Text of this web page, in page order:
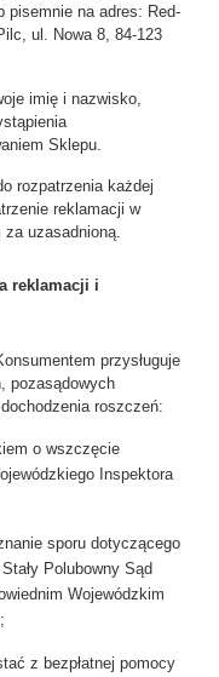
pisemnie na adres: Red-
ul. Nowa 8, 84-123
imię i nazwisko,
Sklepu.
rozpatrzenia każdej
reklamacji w
uzasadnioną.
reklamacji i
przysługuje
pozasądowych
roszczeń:
o wszczęcie
Inspektora
sporu dotyczącego
Polubowny Sąd
Wojewódzkim
z bezpłatnej pomocy